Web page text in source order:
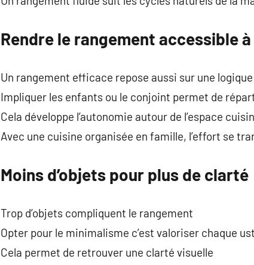
Rendre le rangement accessible
Un rangement efficace repose aussi sur une
Impliquer les enfants ou le conjoint permet de
Cela développe l’autonomie autour de l’espace
Avec une cuisine organisée en famille, l’effort se
Moins d’objets pour plus de clarté
Trop d’objets compliquent le rangement
Opter pour le minimalisme c’est valoriser chaque
Cela permet de retrouver une clarté visuelle